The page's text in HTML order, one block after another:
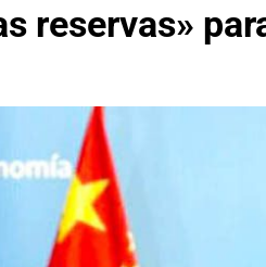
reservas»